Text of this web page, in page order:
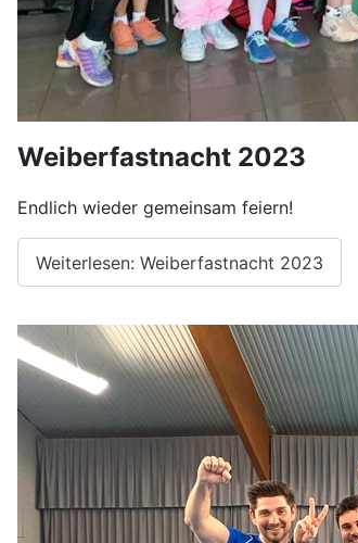
Weiberfastnacht 2023
Endlich wieder gemeinsam feiern!
Weiterlesen: Weiberfastnacht 2023